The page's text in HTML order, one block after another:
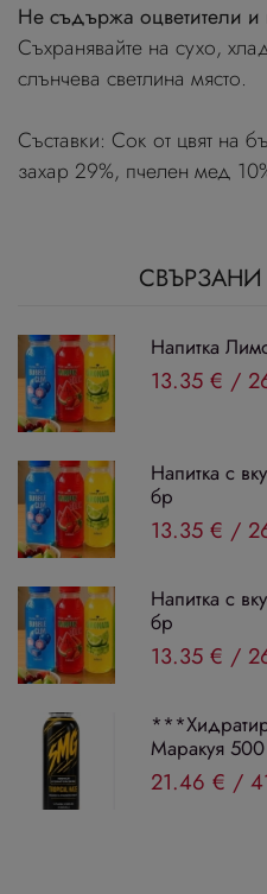
Не съдържа оцветители и
Съхранявайте на сухо,
слънчева светлина място.
Съставки: Сок от цвят на
захар 29%, пчелен мед
Напитка
13.35 € /
Напитка с
бр
13.35 € /
Напитка с
бр
13.35 € /
Маракуя
21.46 € /